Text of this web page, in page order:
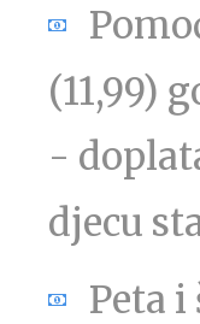
(11,99)
-
djecu
Peta